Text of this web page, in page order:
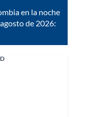
en la noche
de 2026: